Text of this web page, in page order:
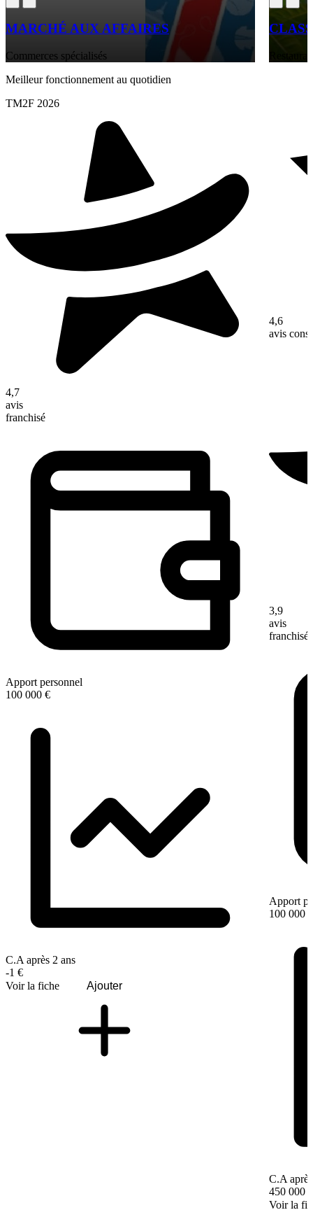
MARCHÉ AUX AFFAIRES
Commerces spécialisés
Meilleur fonctionnement au quotidien
TM2F 2026
4,7
avis
franchisé
Apport personnel
100 000 €
C.A après 2 ans
-1 €
Voir la fiche
Ajouter
4,6
avis
3,9
avis
franchisé
Apport
100 000 €
C.A
450 000 €
Voir la